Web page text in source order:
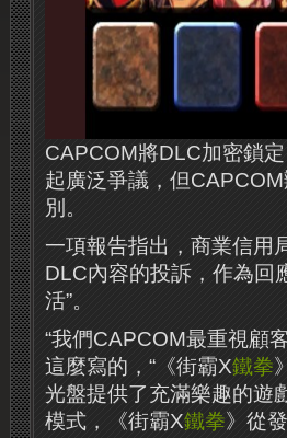
CAPCOM將DLC加密鎖
起廣泛爭議，但
別。
一項報告指出，商業信用
DLC內容的投訴，作為回
活”。
“我們CAPCOM最重視顧
這麼寫的，“《街霸X鐵拳
光盤提供了充滿樂趣的遊
模式，《街霸X鐵拳》從